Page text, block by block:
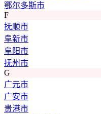
鄂尔多斯市
F
抚顺市
阜新市
阜阳市
抚州市
G
广元市
广安市
贵港市